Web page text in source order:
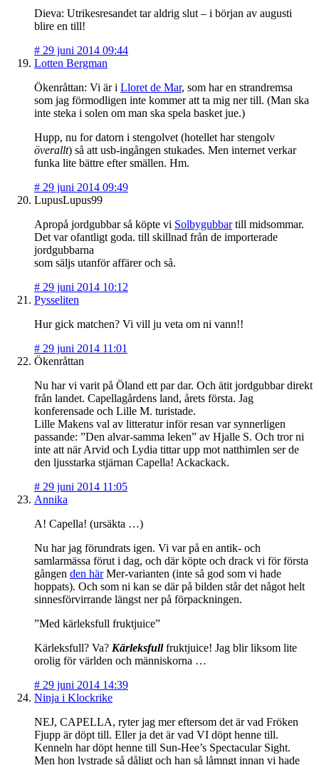
Dieva: Utrikesresandet tar aldrig slut – i början av augusti
blire en till!
# 29 juni 2014 09:44
Lotten Bergman
Ökenråttan: Vi är i Lloret de Mar, som har en strandremsa
som jag förmodligen inte kommer att ta mig ner till. (Man ska
inte steka i solen om man ska spela basket jue.)
Hupp, nu for datorn i stengolvet (hotellet har stengolv
överallt) så att usb-ingången stukades. Men internet verkar
funka lite bättre efter smällen. Hm.
# 29 juni 2014 09:49
LupusLupus99
Apropå jordgubbar så köpte vi Solbygubbartill midsommar.
Det var ofantligt goda. till skillnad från de importerade
jordgubbarna
som säljs utanför affärer och så.
# 29 juni 2014 10:12
Pysseliten
Hur gick matchen? Vi vill ju veta om ni vann!!
# 29 juni 2014 11:01
Ökenråttan
Nu har vi varit på Öland ett par dar. Och ätit jordgubbar direkt
från landet. Capellagårdens land, årets första. Jag
konferensade och Lille M. turistade.
Lille Makens val av litteratur inför resan var synnerligen
passande: ”Den alvar-samma leken” av Hjalle S. Och tror ni
inte att när Arvid och Lydia tittar upp mot natthimlen ser de
den ljusstarka stjärnan Capella! Ackackack.
# 29 juni 2014 11:05
Annika
A! Capella! (ursäkta …)
Nu har jag förundrats igen. Vi var på en antik- och
samlarmässa förut i dag, och där köpte och drack vi för första
gången den härMer-varianten (inte så god som vi hade
hoppats). Och som ni kan se där på bilden står det något helt
sinnesförvirrande längst ner på förpackningen.
”Med kärleksfull fruktjuice”
Kärleksfull? Va? Kärleksfullfruktjuice! Jag blir liksom lite
orolig för världen och människorna …
# 29 juni 2014 14:39
Ninja i Klockrike
NEJ, CAPELLA, ryter jag mer eftersom det är vad Fröken
Fjupp är döpt till. Eller ja det är vad VI döpt henne till.
Kenneln har döpt henne till Sun-Hee’s Spectacular Sight.
Men hon lystrade så dåligt och han så låmngt innan vi hade